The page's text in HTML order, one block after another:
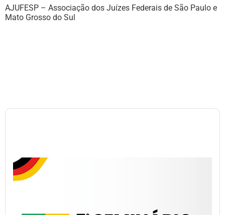
AJUFESP – Associação dos Juízes Federais de São Paulo e
Mato Grosso do Sul